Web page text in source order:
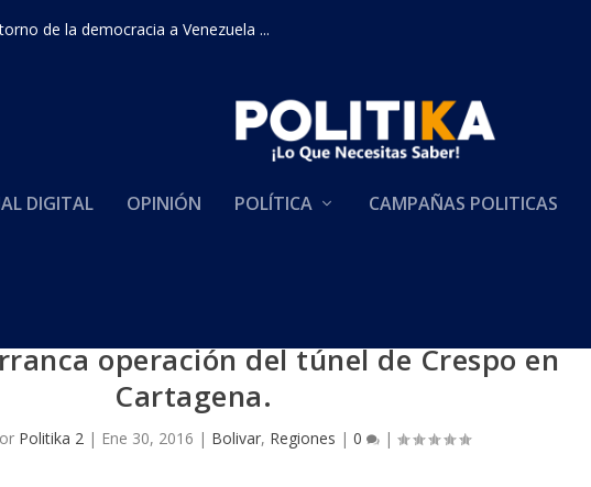
de la democracia a Venezuela ...
DIGITAL OPINIÓN POLÍTICA CAMPAÑAS POLITICAS
operación del túnel de Crespo en
Cartagena.
Politika 2 | Ene 30, 2016 | Bolivar, Regiones |0 |